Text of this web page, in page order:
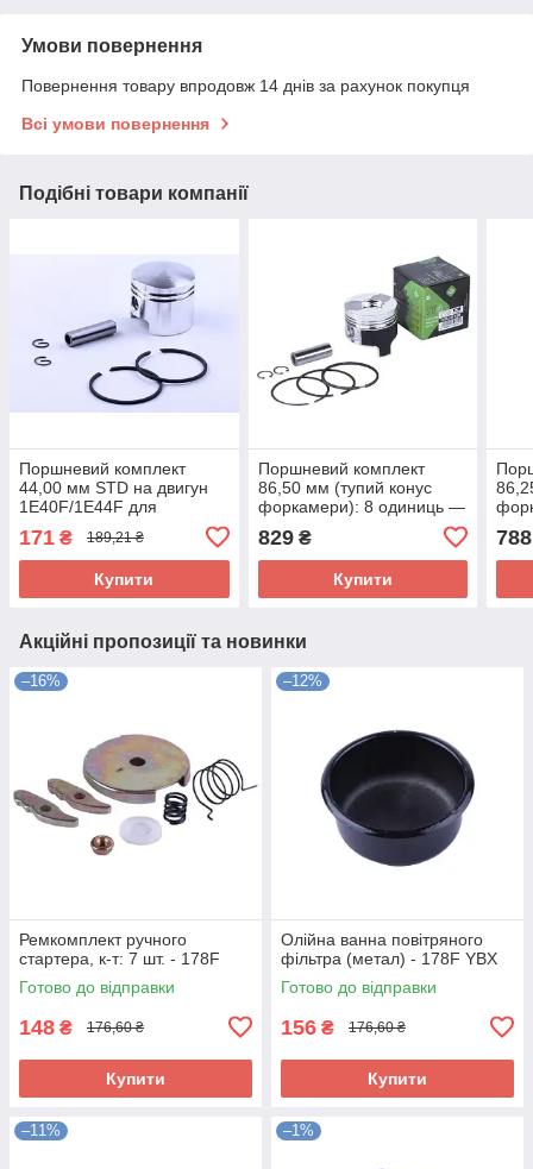
Умови повернення
Повернення товару впродовж 14 днів за рахунок покупця
Всі умови повернення
Подібні товари компанії
Поршневий комплект
44,00 мм STD на двигун
1Е40F/1E44F для
комплект: 6 одиниць
171 ₴ 189,21 ₴
Купити
Поршневий комплект
86,50 мм (тупий конус
форкамери): 8 одиниць —
829₴
Купити
788
Акційні пропозиції та новинки
–16%
Ремкомплект ручного
стартера, к-т: 7 шт. - 178F
Готово до відправки
148 ₴ 176,60 ₴
Купити
–12%
Олійна ванна повітряного
фільтра (метал) - 178F YBX
Готово до відправки
156 ₴ 176,60 ₴
Купити
–11% –1%